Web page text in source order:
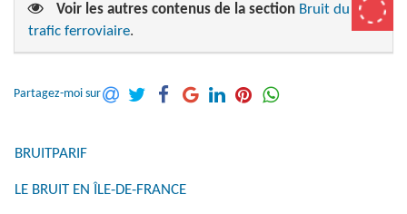
Voir les autres contenus de la section Bruit du
trafic ferroviaire.
Partagez-moi sur
BRUITPARIF
LE BRUIT EN ÎLE-DE-FRANCE